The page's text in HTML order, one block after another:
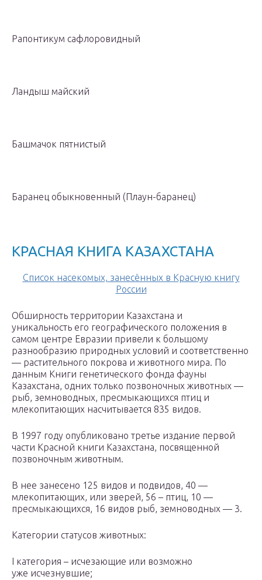
Рапонтикум сафлоровидный
Ландыш майский
Башмачок пятнистый
Баранец обыкновенный (Плаун-баранец)
КРАСНАЯ КНИГА КАЗАХСТАНА
Список насекомых, занесённых в Красную книгу
России
Обширность территории Казахстана и
уникальность его географического положения в
самом центре Евразии привели к большому
разнообразию природных условий и соответственно
— растительного покрова и животного мира. По
данным Книги генетического фонда фауны
Казахстана, одних только позвоночных животных —
рыб, земноводных, пресмыкающихся птиц и
млекопитающих насчитывается 835 видов.
В 1997 году опубликовано третье издание первой
части Красной книги Казахстана, посвященной
позвоночным животным.
В нее занесено 125 видов и подвидов, 40 —
млекопитающих, или зверей, 56 – птиц, 10 —
пресмыкающихся, 16 видов рыб, земноводных — 3.
Категории статусов животных:
I категория – исчезающие или возможно
уже исчезнувшие;